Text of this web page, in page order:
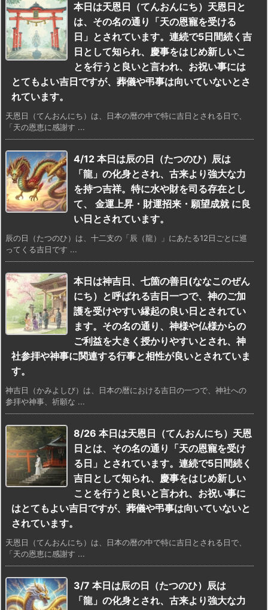
本日は天恩日（てんおんにち）天恩日と
は、その名の通り「天の恩寵を受ける
日」とされています。連続で5日間続く吉
日として知られ、慶事をはじめ新しいこ
とを行うと良いと言われ、お祝い事には
とてもよい吉日ですが、葬儀や弔事は向いていないとさ
れています。
天恩日（てんおんにち）は、日本の暦の中で特に吉日とされる日で、
「天の恩恵に感謝す ...
4/12 本日は辰の日（たつのひ）辰は
「龍」の化身とされ、古来より強大な力
を持つ吉祥。特に水や財を司る存在とし
て、 金運上昇・財運招来・願望成就 に良
い日とされています。
辰の日（たつのひ）は、十二支の「辰（龍）」にあたる12日ごとに巡
ってくる吉日です ...
本日は神吉日、七箇の善日(ななこのぜん
にち）と呼ばれる吉日一つで、神のご加
護を受けやすい縁起の良い日とされてい
ます。その名の通り、神様や仏様からの
ご利益を大きく授かりやすいとされ、神
社参拝や神事に関連する行事と相性が良いとされていま
す。
神吉日（かみよしび）は、日本の暦における吉日の一つで、神社への
参拝や神事、祈願な ...
8/26 本日は天恩日（てんおんにち）天恩
日とは、その名の通り「天の恩寵を受け
る日」とされています。連続で5日間続く
吉日として知られ、慶事をはじめ新しい
ことを行うと良いと言われ、お祝い事に
はとてもよい吉日ですが、葬儀や弔事は向いていないと
されています。
天恩日（てんおんにち）は、日本の暦の中で特に吉日とされる日で、
「天の恩恵に感謝す ...
3/7 本日は辰の日（たつのひ）辰は
「龍」の化身とされ、古来より強大な力